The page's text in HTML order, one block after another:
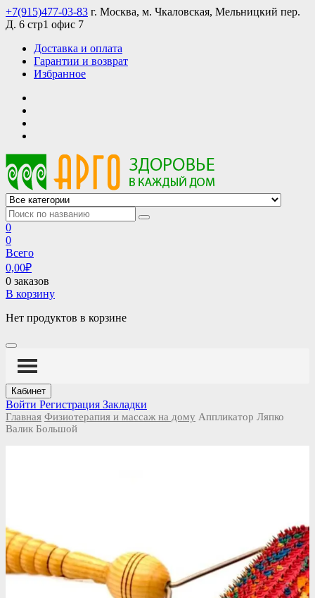
Skip
to
+7(915)477-03-83 г. Москва, м. Чкаловская, Мельницкий пер.
Д. 6 стр1 офис 7
Доставка и оплата
Гарантии и возврат
Избранное
АРГО интернет магазин, доставка в Москве и по всей России
АРГО каталог каталог продукции, официальные цены
0
0
Всего
0,00₽
0 заказов
В корзину
Нет продуктов в корзине
Кабинет
Войти Регистрация Закладки
Главная Физиотерапия и массаж на дому Аппликатор Ляпко
Валик Большой